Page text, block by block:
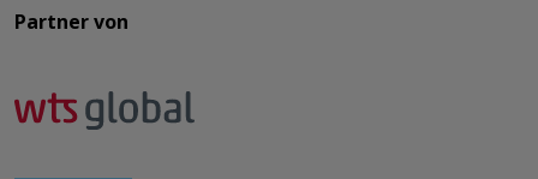
Partner von​​​​​​